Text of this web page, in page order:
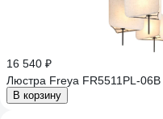
16 540 ₽
Люстра Freya FR5511PL-06B
В корзину